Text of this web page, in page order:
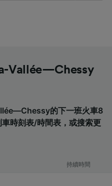
Vallée—Chessy
的下一班火車8
時刻表/時間表，或搜索更
持續時間